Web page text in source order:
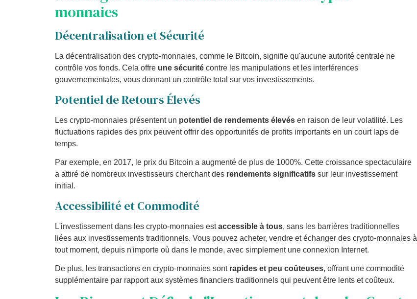
monnaies
Décentralisation et Sécurité
La décentralisation des crypto-monnaies, comme le Bitcoin, signifie qu'aucune autorité centrale ne
contrôle vos fonds. Cela offre une sécurité contre les manipulations et les interférences
gouvernementales, vous donnant un contrôle total sur vos investissements.
Potentiel de Retours Élevés
Les crypto-monnaies présentent un potentiel de rendements élevés en raison de leur volatilité. Les
fluctuations rapides des prix peuvent offrir des opportunités de profits importants en un court laps de
temps.
Par exemple, en 2017, le prix du Bitcoin a augmenté de plus de 1000%. Cette croissance spectaculaire
a attiré de nombreux investisseurs cherchant des rendements significatifs sur leur investissement
initial.
Accessibilité et Commodité
L'investissement dans les crypto-monnaies estaccessible à tous, sans les barrières traditionnelles
liées aux investissements traditionnels. Vous pouvez acheter, vendre et échanger des crypto-monnaies à
tout moment, depuis n'importe où dans le monde, avec simplement une connexion Internet.
De plus, les transactions en crypto-monnaies sont rapides et peu coûteuses, offrant une commodité
supplémentaire par rapport aux systèmes financiers traditionnels qui peuvent être lents et coûteux.